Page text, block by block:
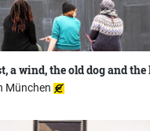
a wind, the old dog and
München